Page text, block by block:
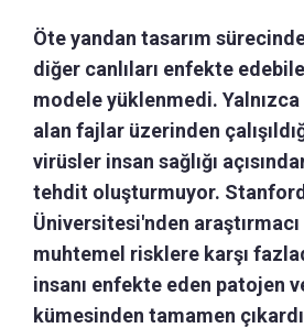
Öte yandan tasarım
diğer canlıları enfekte
modele yüklenmedi.
alan fajlar üzerinden
virüsler insan sağlığı
tehdit oluşturmuyor.
Üniversitesi'nden
muhtemel risklere karşı
insanı enfekte eden patojen
kümesinden tamamen